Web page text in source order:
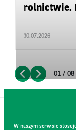
rolnictwie.
30.07.2026
01 / 08
W naszym serwisie